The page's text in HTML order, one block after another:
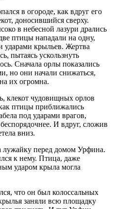
в огороде, как вдруг его
доносившийся сверху.
в небесной лазури дрались
птицы нападали на одну,
ударами крыльев. Жертва
пытаясь ускользнуть
Сначала орлы показались
но они начали снижаться,
их огромна.
клекот чудовищных орлов
птицы приближались
под ударами врагов,
И вдруг, сложив
вниз.
перед домом Урфина.
к нему. Птица, даже
ударом крыла могла
что он был колоссальных
заняли всю площадку